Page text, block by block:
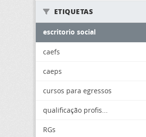
ETIQUETAS
escritorio social
caefs
caeps
cursos para egressos
qualificação profis...
RGs